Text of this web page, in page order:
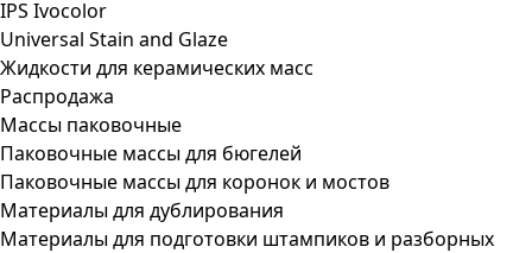
IPS Ivocolor
Universal Stain and Glaze
Жидкости для керамических масс
Распродажа
Массы паковочные
Паковочные массы для бюгелей
Паковочные массы для коронок и мостов
Материалы для дублирования
Материалы для подготовки штампиков и разборных